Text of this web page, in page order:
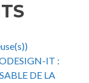
IT :
DE LA